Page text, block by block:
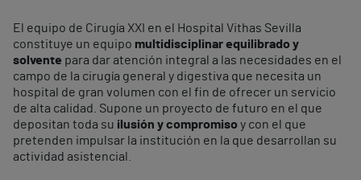
El equipo de Cirugía XXI en el Hospital Vithas Sevilla
constituye un equipo multidisciplinar equilibrado y
solvente para dar atención integral a las necesidades en el
campo de la cirugía general y digestiva que necesita un
hospital de gran volumen con el fin de ofrecer un servicio
de alta calidad. Supone un proyecto de futuro en el que
depositan toda su ilusión y compromisoy con el que
pretenden impulsar la institución en la que desarrollan su
actividad asistencial.